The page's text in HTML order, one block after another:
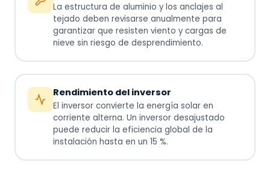
La estructura de aluminio y los anclajes al
tejado deben revisarse anualmente para
garantizar que resisten viento y cargas de
nieve sin riesgo de desprendimiento.
Rendimiento del inversor
El inversor convierte la energía solar en
corriente alterna. Un inversor desajustado
puede reducir la eficiencia global de la
instalación hasta en un 15 %.